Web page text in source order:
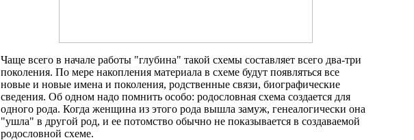
Чаще всего в начале работы "глубина" такой схемы составляет всего два-три
поколения. По мере накопления материала в схеме будут появляться все
новые и новые имена и поколения, родственные связи, биографические
сведения. Об одном надо помнить особо: родословная схема создается для
одного рода. Когда женщина из этого рода вышла замуж, генеалогически она
"ушла" в другой род, и ее потомство обычно не показывается в создаваемой
родословной схеме.